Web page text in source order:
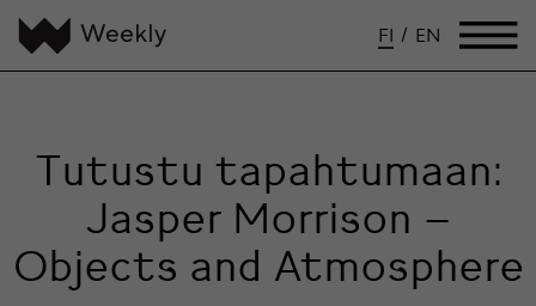
FI / EN
Tutustu tapahtumaan:
Jasper Morrison –
Objects and Atmosphere